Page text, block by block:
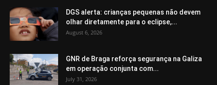
DGS alerta: crianças pequenas não devem
olhar diretamente para o eclipse,...
August 6, 2026
GNR de Braga reforça segurança na Galiza
em operação conjunta com...
July 31, 2026